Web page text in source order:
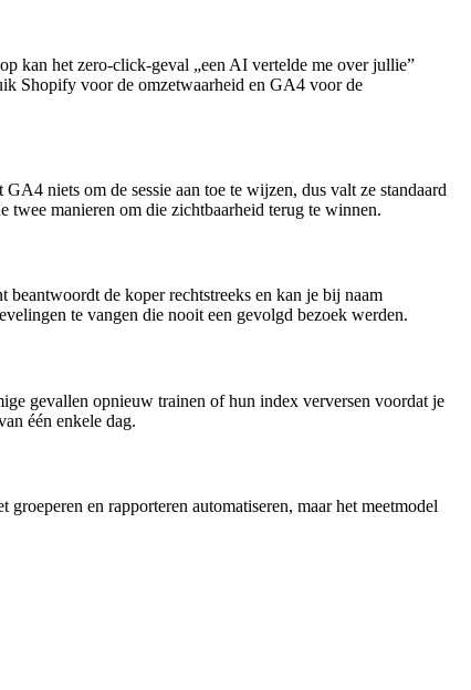
kan het zero-click-geval „een AI vertelde me over jullie”
Shopify voor de omzetwaarheid en GA4 voor de
niets om de sessie aan toe te wijzen, dus valt ze standaard
twee manieren om die zichtbaarheid terug te winnen.
de koper rechtstreeks en kan je bij naam
te vangen die nooit een gevolgd bezoek werden.
gevallen opnieuw trainen of hun index verversen voordat je
één enkele dag.
en rapporteren automatiseren, maar het meetmodel